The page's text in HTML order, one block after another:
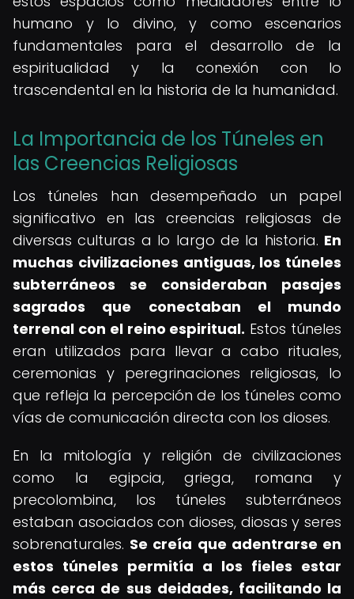
humano y lo divino, y como escenarios
fundamentales para el desarrollo de la
espiritualidad y la conexión con lo
trascendental en la historia de la humanidad.
La Importancia de los Túneles en
las Creencias Religiosas
Los túneles han desempeñado un papel
significativo en las creencias religiosas de
diversas culturas a lo largo de la historia. En
muchas civilizaciones antiguas, los túneles
subterráneos se consideraban pasajes
sagrados que conectaban el mundo
terrenal con el reino espiritual. Estos túneles
eran utilizados para llevar a cabo rituales,
ceremonias y peregrinaciones religiosas, lo
que refleja la percepción de los túneles como
vías de comunicación directa con los dioses.
En la mitología y religión de civilizaciones
como la egipcia, griega, romana y
precolombina, los túneles subterráneos
estaban asociados con dioses, diosas y seres
sobrenaturales. Se creía que adentrarse en
estos túneles permitía a los fieles estar
más cerca de sus deidades, facilitando la